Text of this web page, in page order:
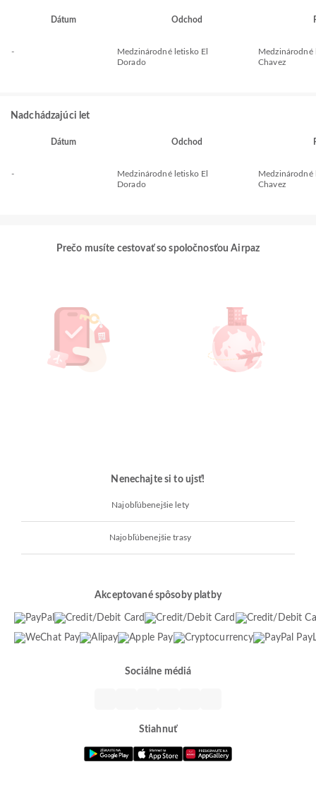
Dátum Odchod
-
Medzinárodné letisko El
Dorado
Medzinárodné
Chavez
Nadchádzajúci let
Dátum Odchod
-
Medzinárodné letisko El
Dorado
Medzinárodné
Chavez
Prečo musíte cestovať so spoločnosťou Airpaz
Nenechajte si to ujsť!
Najobľúbenejšie lety
Najobľúbenejšie trasy
Akceptované spôsoby platby
Sociálne médiá
Stiahnuť